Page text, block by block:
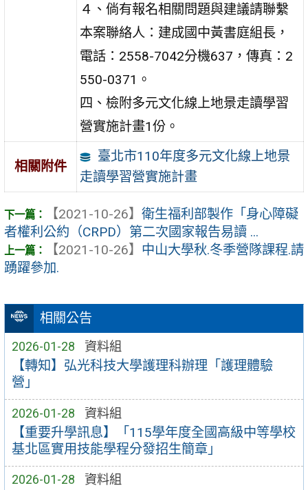
相關公告
2026-01-28 資料組
【轉知】弘光科技大學護理科辦理「護理體驗
營」
2026-01-28 資料組
【重要升學訊息】「115學年度全國高級中等學校
基北區實用技能學程分發招生簡章」
2026-01-28 資料組
４、倘有報名相關問題與建議請聯繫
本案聯絡人：建成國中黃書庭組長，
電話：2558-7042分機637，傳真：2
550-0371。
四、檢附多元文化線上地景走讀學習
營實施計畫1份。
相關附件
臺北市110年度多元文化線上地景
走讀學習營實施計畫
【2021-10-26】 衛生福利部製作「身心障礙
者權利公約（CRPD）第二次國家報告易讀 ...
【2021-10-26】 中山大學秋.冬季營隊課程.請
踴躍參加.